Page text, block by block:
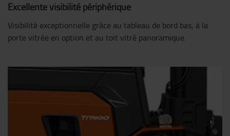
Excellente visibilité périphérique
Visibilité exceptionnelle grâce au tableau de bord bas, à la
porte vitrée en option et au toit vitré panoramique.